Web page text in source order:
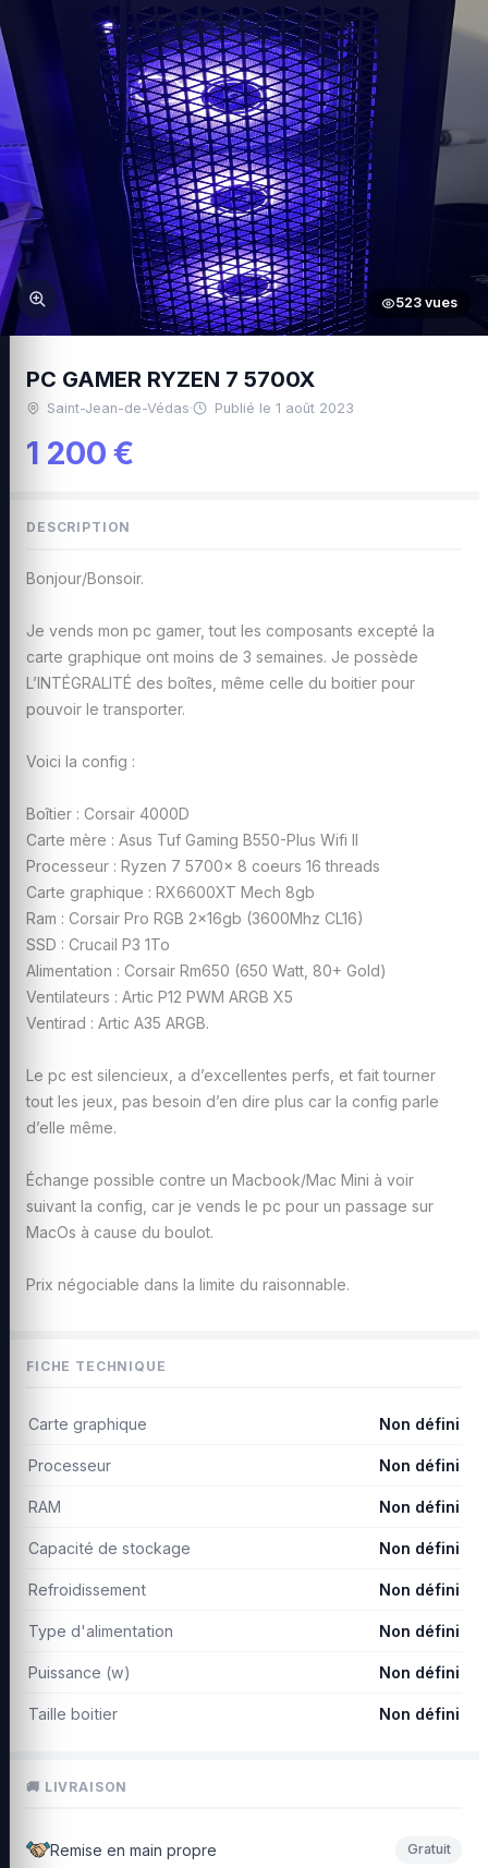
523 vues
DESCRIPTION
Bonjour/Bonsoir.
Je vends mon pc gamer, tout les composants excepté la
carte graphique ont moins de 3 semaines. Je possède
L’INTÉGRALITÉ des boîtes, même celle du boitier pour
pouvoir le transporter.
Voici la config :
Boîtier : Corsair 4000D
Carte mère : Asus Tuf Gaming B550-Plus Wifi II
Processeur : Ryzen 7 5700x 8 coeurs 16 threads
Carte graphique : RX6600XT Mech 8gb
Ram : Corsair Pro RGB 2x16gb (3600Mhz CL16)
SSD : Crucail P3 1To
Alimentation : Corsair Rm650 (650 Watt, 80+ Gold)
Ventilateurs : Artic P12 PWM ARGB X5
Ventirad : Artic A35 ARGB.
Le pc est silencieux, a d’excellentes perfs, et fait tourner
tout les jeux, pas besoin d’en dire plus car la config parle
d’elle même.
Échange possible contre un Macbook/Mac Mini à voir
suivant la config, car je vends le pc pour un passage sur
MacOs à cause du boulot.
Prix négociable dans la limite du raisonnable.
PC GAMER RYZEN 7 5700X
Saint-Jean-de-Védas· Publié le 1 août 2023
1 200 €
FICHE TECHNIQUE
Carte graphique Non défini
Processeur Non défini
RAM Non défini
Capacité de stockage Non défini
Refroidissement Non défini
Type d'alimentation Non défini
Puissance (w) Non défini
Taille boitier Non défini
🚚 LIVRAISON
Remise en main propre Gratuit